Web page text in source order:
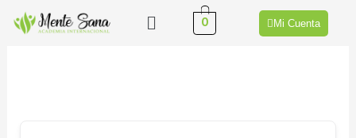
Menú 0 Mi Cuenta